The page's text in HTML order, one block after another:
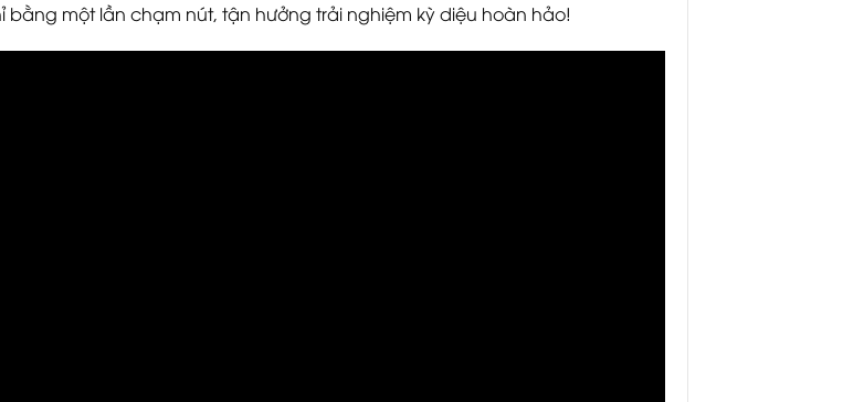
một lần chạm nút, tận hưởng trải nghiệm kỳ diệu hoàn hảo!